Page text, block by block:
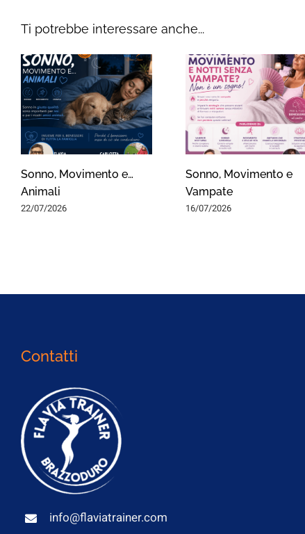
Ti potrebbe interessare anche...
Sonno, Movimento e…
Animali
22/07/2026
Sonno, Movimento e
Vampate
16/07/2026
Contatti
info@flaviatrainer.com